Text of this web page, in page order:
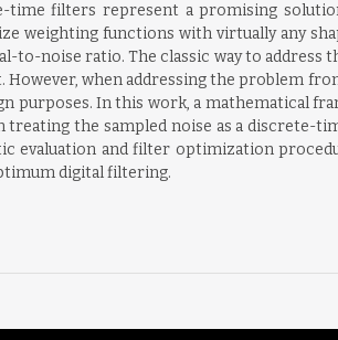
time filters represent a promising
weighting functions with virtually any
to-noise ratio. The classic way to
However, when addressing the problem
purposes. In this work, a mathematical
treating the sampled noise as a discrete-
evaluation and filter optimization
digital filtering.